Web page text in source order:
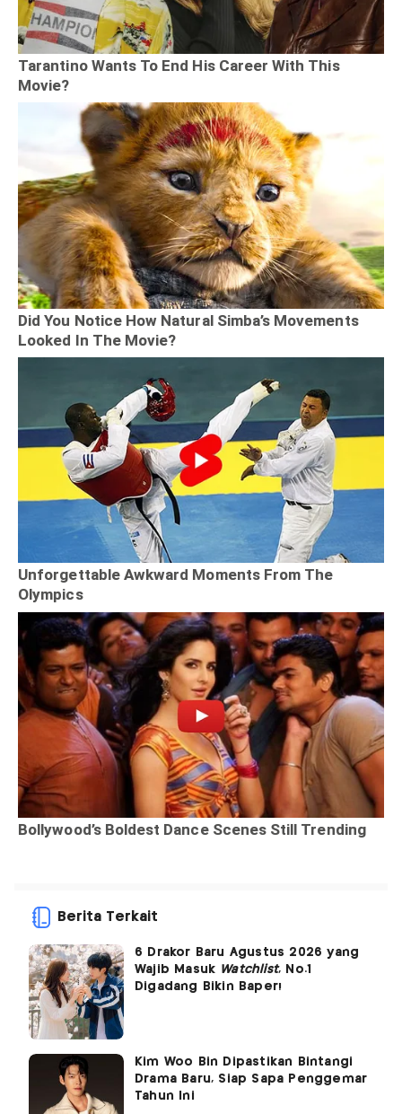
Berita Terkait
6 Drakor Baru Agustus 2026 yang
Wajib Masuk
Watchlist, No.1
Digadang Bikin Baper!
Kim Woo Bin Dipastikan Bintangi
Drama Baru, Siap Sapa Penggemar
Tahun Ini